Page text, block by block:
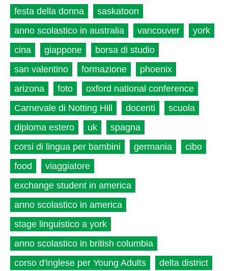
festa della donna
saskatoon
anno scolastico in australia
vancouver
york
cina
giappone
borsa di studio
san valentino
formazione
phoenix
arizona
foto
oxford national conference
Carnevale di Notting Hill
docenti
scuola
diploma estero
uk
spagna
corsi di lingua per bambini
germania
cibo
food
viaggiatore
exchange student in america
anno scolastico in america
stage linguistico a york
anno scolastico in british columbia
corso d'inglese per Young Adults
delta district